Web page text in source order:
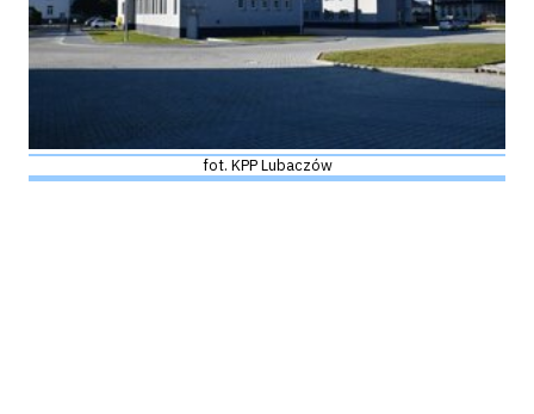
fot. KPP Lubaczów